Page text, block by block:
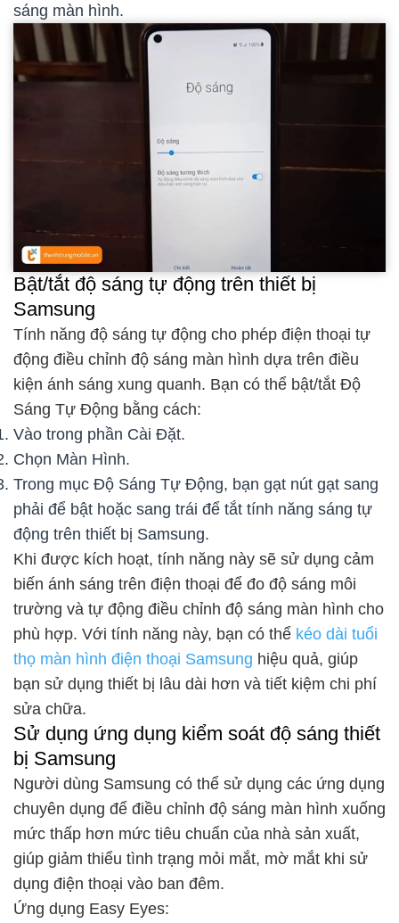
sáng màn hình.
Bật/tắt độ sáng tự động trên thiết bị
Samsung
Tính năng độ sáng tự động cho phép điện thoại tự
động điều chỉnh độ sáng màn hình dựa trên điều
kiện ánh sáng xung quanh. Bạn có thể bật/tắt Độ
Sáng Tự Động bằng cách:
Vào trong phần Cài Đặt.
Chọn Màn Hình.
Trong mục Độ Sáng Tự Động, bạn gạt nút gạt sang
phải để bật hoặc sang trái để tắt tính năng sáng tự
động trên thiết bị Samsung.
Khi được kích hoạt, tính năng này sẽ sử dụng cảm
biến ánh sáng trên điện thoại để đo độ sáng môi
trường và tự động điều chỉnh độ sáng màn hình cho
phù hợp. Với tính năng này, bạn có thể kéo dài tuổi
thọ màn hình điện thoại Samsung hiệu quả, giúp
bạn sử dụng thiết bị lâu dài hơn và tiết kiệm chi phí
sửa chữa.
Sử dụng ứng dụng kiểm soát độ sáng thiết
bị Samsung
Người dùng Samsung có thể sử dụng các ứng dụng
chuyên dụng để điều chỉnh độ sáng màn hình xuống
mức thấp hơn mức tiêu chuẩn của nhà sản xuất,
giúp giảm thiểu tình trạng mỏi mắt, mờ mắt khi sử
dụng điện thoại vào ban đêm.
Ứng dụng Easy Eyes: